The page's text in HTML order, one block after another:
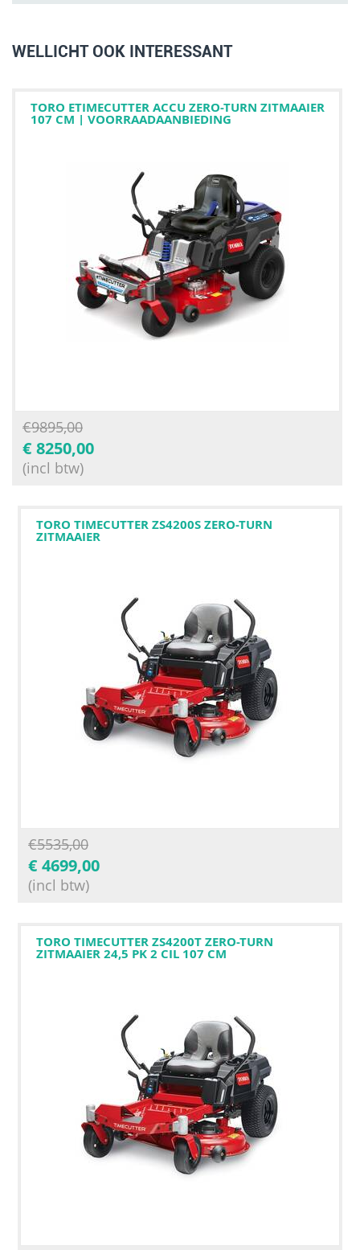
WELLICHT OOK INTERESSANT
TORO ETIMECUTTER ACCU ZERO-TURN ZITMAAIER
107 CM | VOORRAADAANBIEDING
€9895,00
€ 8250,00
(incl btw)
TORO TIMECUTTER ZS4200S ZERO-TURN
ZITMAAIER
€5535,00
€ 4699,00
(incl btw)
TORO TIMECUTTER ZS4200T ZERO-TURN
ZITMAAIER 24,5 PK 2 CIL 107 CM